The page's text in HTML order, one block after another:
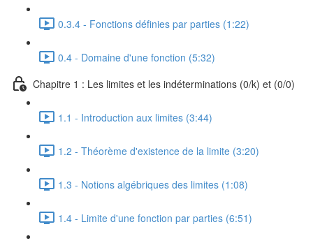
0.3.4 - Fonctions définies par parties (1:22)
0.4 - Domaine d'une fonction (5:32)
Chapitre 1 : Les limites et les indéterminations (0/k) et (0/0)
1.1 - Introduction aux limites (3:44)
1.2 - Théorème d'existence de la limite (3:20)
1.3 - Notions algébriques des limites (1:08)
1.4 - Limite d'une fonction par parties (6:51)